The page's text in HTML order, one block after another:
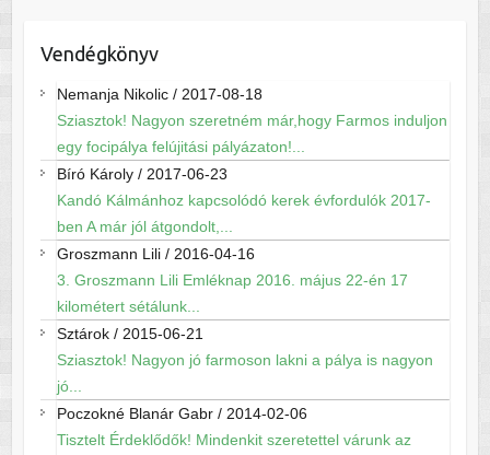
Vendégkönyv
Nemanja Nikolic/ 2017-08-18
Sziasztok! Nagyon szeretném már,hogy Farmos induljon
egy focipálya felújitási pályázaton!...
Bíró Károly/ 2017-06-23
Kandó Kálmánhoz kapcsolódó kerek évfordulók 2017-
ben A már jól átgondolt,...
Groszmann Lili/ 2016-04-16
3. Groszmann Lili Emléknap 2016. május 22-én 17
kilométert sétálunk...
Sztárok/ 2015-06-21
Sziasztok! Nagyon jó farmoson lakni a pálya is nagyon
jó...
Poczokné Blanár Gabr/ 2014-02-06
Tisztelt Érdeklődők! Mindenkit szeretettel várunk az